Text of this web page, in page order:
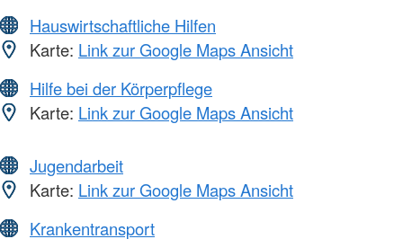
Hauswirtschaftliche Hilfen
Karte: Link zur Google Maps Ansicht
Hilfe bei der Körperpflege
Karte: Link zur Google Maps Ansicht
Jugendarbeit
Karte: Link zur Google Maps Ansicht
Krankentransport